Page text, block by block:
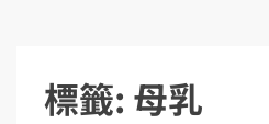
標籤: 母乳